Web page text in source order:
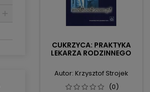
CUKRZYCA: PRAKTYKA
LEKARZA RODZINNEGO
Autor: Krzysztof Strojek
(0)